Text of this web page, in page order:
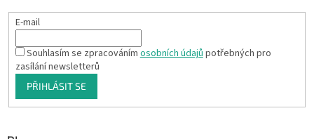
E-mail
Souhlasím se zpracovánímosobních údajůpotřebných pro
zasílání newsletterů
PŘIHLÁSIT SE